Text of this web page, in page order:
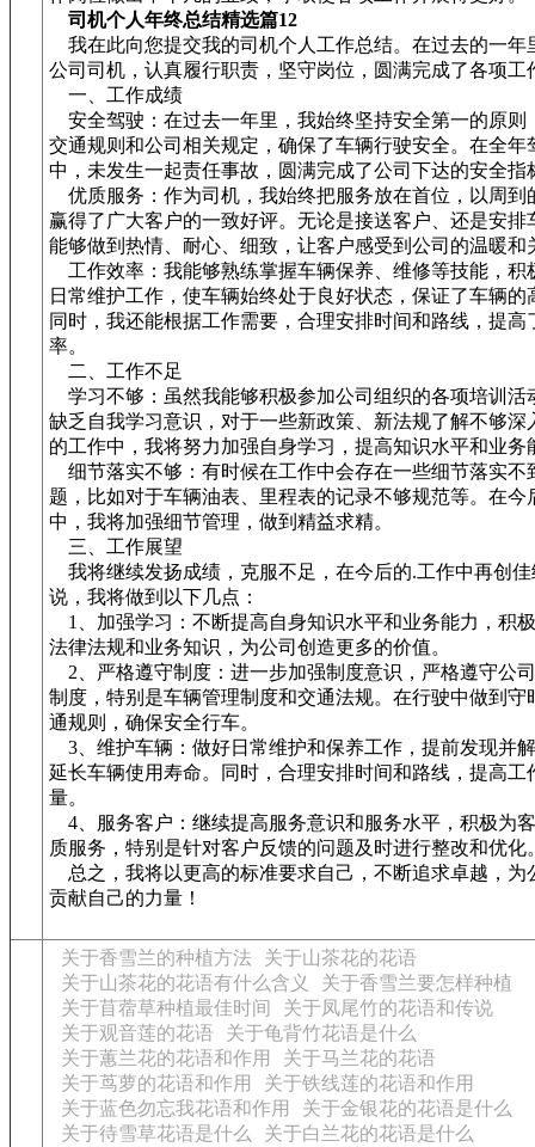
司机个人年终总结精选篇12
我在此向您提交我的司机个人工作总结。在过去的一年
公司司机，认真履行职责，坚守岗位，圆满完成了各项工
一、工作成绩
安全驾驶：在过去一年里，我始终坚持安全第一的原则
交通规则和公司相关规定，确保了车辆行驶安全。在全年
中，未发生一起责任事故，圆满完成了公司下达的安全指
优质服务：作为司机，我始终把服务放在首位，以周到
赢得了广大客户的一致好评。无论是接送客户、还是安排
能够做到热情、耐心、细致，让客户感受到公司的温暖和
工作效率：我能够熟练掌握车辆保养、维修等技能，积
日常维护工作，使车辆始终处于良好状态，保证了车辆的
同时，我还能根据工作需要，合理安排时间和路线，提高
率。
二、工作不足
学习不够：虽然我能够积极参加公司组织的各项培训活
缺乏自我学习意识，对于一些新政策、新法规了解不够深
的工作中，我将努力加强自身学习，提高知识水平和业务
细节落实不够：有时候在工作中会存在一些细节落实不
题，比如对于车辆油表、里程表的记录不够规范等。在今
中，我将加强细节管理，做到精益求精。
三、工作展望
我将继续发扬成绩，克服不足，在今后的.工作中再创
说，我将做到以下几点：
1、加强学习：不断提高自身知识水平和业务能力，积
法律法规和业务知识，为公司创造更多的价值。
2、严格遵守制度：进一步加强制度意识，严格遵守公
制度，特别是车辆管理制度和交通法规。在行驶中做到守
通规则，确保安全行车。
3、维护车辆：做好日常维护和保养工作，提前发现并
延长车辆使用寿命。同时，合理安排时间和路线，提高工
量。
4、服务客户：继续提高服务意识和服务水平，积极为
质服务，特别是针对客户反馈的问题及时进行整改和优化
总之，我将以更高的标准要求自己，不断追求卓越，为
贡献自己的力量！
关于香雪兰的种植方法
关于山茶花的花语
关于山茶花的花语有什么含义
关于香雪兰要怎样种植
关于苜蓿草种植最佳时间
关于凤尾竹的花语和传说
关于观音莲的花语
关于龟背竹花语是什么
关于蕙兰花的花语和作用
关于马兰花的花语
关于茑萝的花语和作用
关于铁线莲的花语和作用
关于蓝色勿忘我花语和作用
关于金银花的花语是什么
关于待雪草花语是什么
关于白兰花的花语是什么